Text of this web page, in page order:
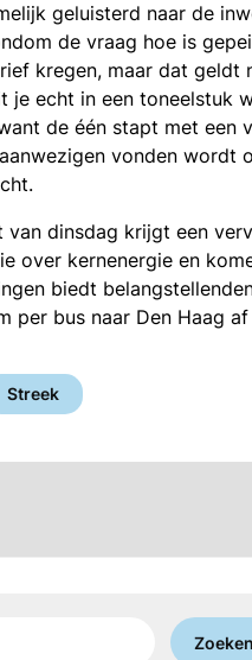
geluisterd naar de
de vraag hoe is
kregen, maar dat
je echt in een toneelstuk
de één stapt met
aanwezigen vonden wordt
van dinsdag krijgt een
over kernenergie en
biedt
per bus naar Den Haag
Streek